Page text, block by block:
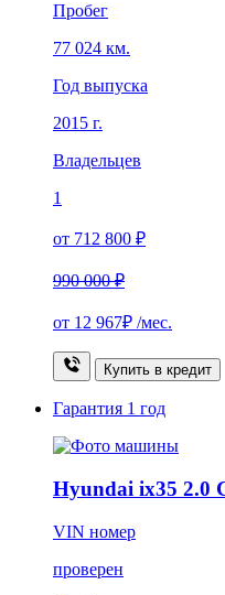
Пробег
77 024 км.
Год выпуска
2015 г.
Владельцев
1
от 712 800 ₽
990 000 ₽
от 12 967₽ /мес.
Купить в кредит
Гарантия 1 год
Hyundai ix35 2.0
VIN номер
проверен